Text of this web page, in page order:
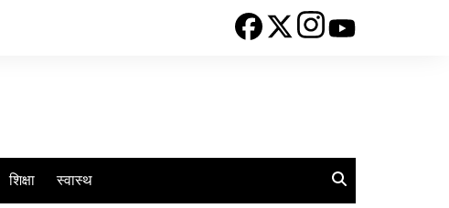
शिक्षा स्वास्थ